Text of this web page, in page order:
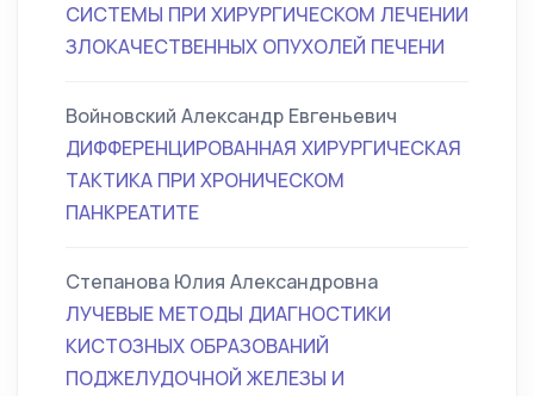
СИСТЕМЫ ПРИ ХИРУРГИЧЕСКОМ ЛЕЧЕНИИ
ЗЛОКАЧЕСТВЕННЫХ ОПУХОЛЕЙ ПЕЧЕНИ
Войновский Александр Евгеньевич
ДИФФЕРЕНЦИРОВАННАЯ ХИРУРГИЧЕСКАЯ
ТАКТИКА ПРИ ХРОНИЧЕСКОМ
ПАНКРЕАТИТЕ
Степанова Юлия Александровна
ЛУЧЕВЫЕ МЕТОДЫ ДИАГНОСТИКИ
КИСТОЗНЫХ ОБРАЗОВАНИЙ
ПОДЖЕЛУДОЧНОЙ ЖЕЛЕЗЫ И